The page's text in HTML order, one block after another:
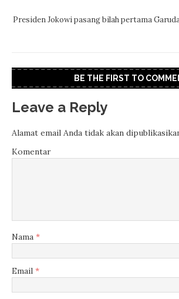
Presiden Jokowi pasang bilah pertama
BE THE FIRST TO
Leave a Reply
Alamat email Anda tidak akan
Komentar
Nama *
Email *